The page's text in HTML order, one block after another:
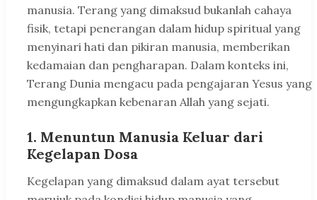
manusia. Terang yang dimaksud bukanlah cahaya
fisik, tetapi penerangan dalam hidup spiritual yang
menyinari hati dan pikiran manusia, memberikan
kedamaian dan pengharapan. Dalam konteks ini,
Terang Dunia mengacu pada pengajaran Yesus yang
mengungkapkan kebenaran Allah yang sejati.
1. Menuntun Manusia Keluar dari
Kegelapan Dosa
Kegelapan yang dimaksud dalam ayat tersebut